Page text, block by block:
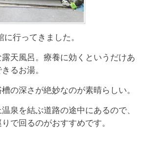
行ってきました。
天風呂。療養に効くというだけあ
るお湯。
の深さが絶妙なのが素晴らしい。
泉を結ぶ道路の途中にあるので、
で回るのがおすすめです。